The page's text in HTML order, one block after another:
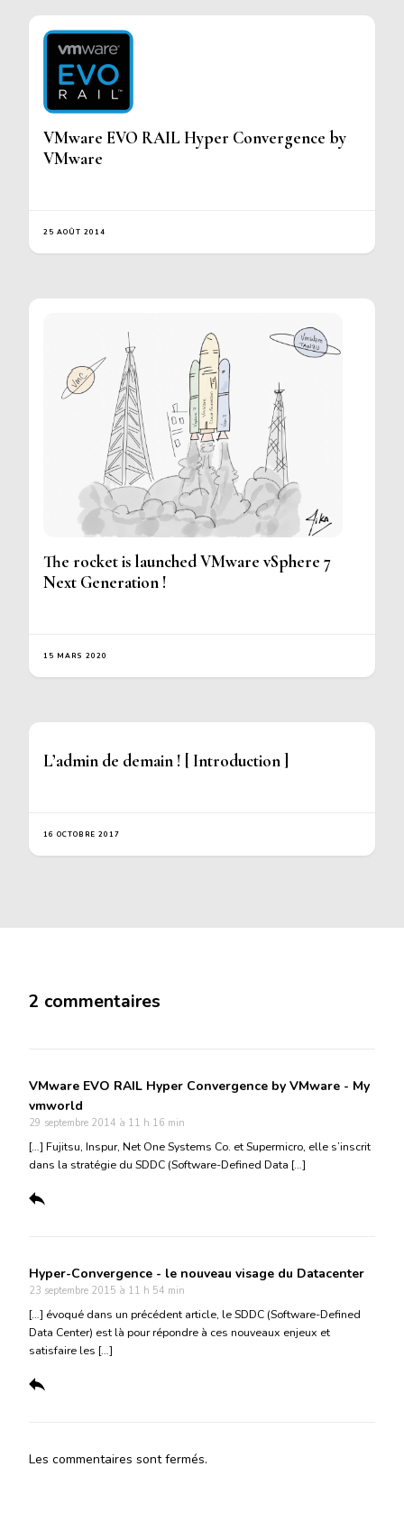
VMware EVO RAIL Hyper Convergence by
VMware
25 AOÛT 2014
The rocket is launched VMware vSphere 7
Next Generation !
15 MARS 2020
L’admin de demain ! [ Introduction ]
16 OCTOBRE 2017
2 commentaires
VMware EVO RAIL Hyper Convergence by VMware - My
vmworld
29 septembre 2014 à 11 h 16 min
[…] Fujitsu, Inspur, Net One Systems Co. et Supermicro, elle s’inscrit
dans la stratégie du SDDC (Software-Defined Data […]
Hyper-Convergence - le nouveau visage du Datacenter
23 septembre 2015 à 11 h 54 min
[…] évoqué dans un précédent article, le SDDC (Software-Defined
Data Center) est là pour répondre à ces nouveaux enjeux et
satisfaire les […]
Les commentaires sont fermés.